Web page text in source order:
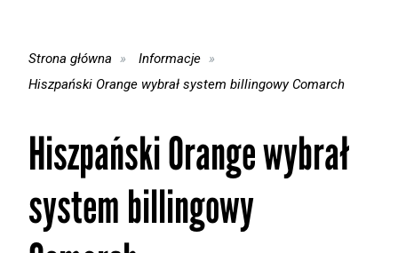
Strona główna
Informacje
Hiszpański Orange wybrał system billingowy Comarch
Hiszpański Orange wybrał
system billingowy